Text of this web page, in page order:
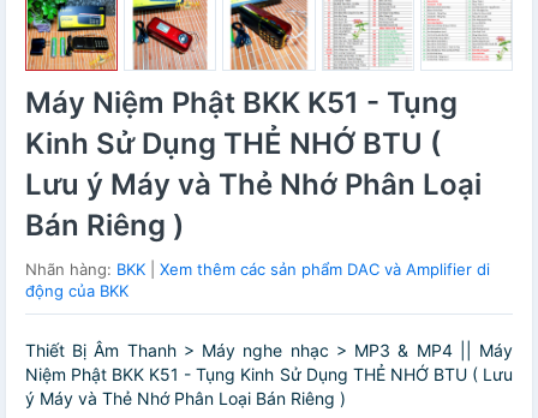
Máy Niệm Phật BKK K51 - Tụng
Kinh Sử Dụng THẺ NHỚ BTU (
Lưu ý Máy và Thẻ Nhớ Phân Loại
Bán Riêng )
Nhãn hàng: BKK
Xem thêm các sản phẩm DAC và Amplifier di
động của BKK
Thiết Bị Âm Thanh > Máy nghe nhạc > MP3 & MP4 || Máy
Niệm Phật BKK K51 - Tụng Kinh Sử Dụng THẺ NHỚ BTU ( Lưu
ý Máy và Thẻ Nhớ Phân Loại Bán Riêng )